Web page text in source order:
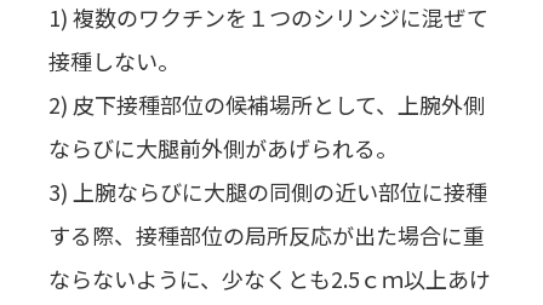
1) 複数のワクチンを１つのシリンジに混ぜて
接種しない。
2) 皮下接種部位の候補場所として、上腕外側
ならびに大腿前外側があげられる。
3) 上腕ならびに大腿の同側の近い部位に接種
する際、接種部位の局所反応が出た場合に重
ならないように、少なくとも2.5ｃｍ以上あけ